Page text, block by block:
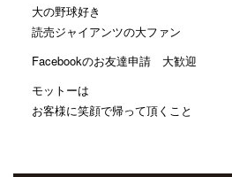
大の野球好き
読売ジャイアンツの大ファン
Facebookのお友達申請 大歓迎
モットーは
お客様に笑顔で帰って頂くこと